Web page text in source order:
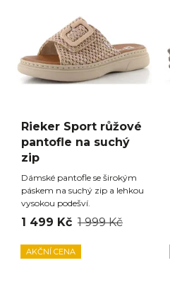
Rieker Sport růžové
pantofle na suchý
zip
Dámské pantofle se širokým
páskem na suchý zip a lehkou
vysokou podešví.
1 499 Kč 1 999 Kč
AKČNÍ CENA